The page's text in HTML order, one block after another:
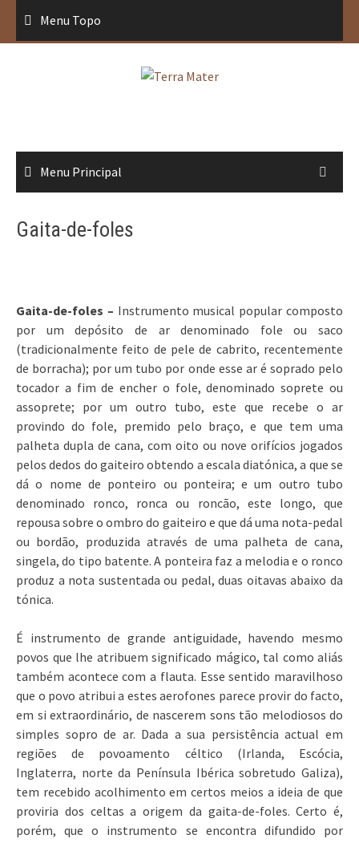
conteúdo
Menu Topo
Menu Principal
Gaita-de-foles
Gaita-de-foles – Instrumento musical popular composto
por um depósito de ar denominado fole ou saco
(tradicionalmente feito de pele de cabrito, recentemente
de borracha); por um tubo por onde esse ar é soprado pelo
tocador a fim de encher o fole, denominado soprete ou
assoprete; por um outro tubo, este que recebe o ar
provindo do fole, premido pelo braço, e que tem uma
palheta dupla de cana, com oito ou nove orifícios jogados
pelos dedos do gaiteiro obtendo a escala diatónica, a que se
dá o nome de ponteiro ou ponteira; e um outro tubo
denominado ronco, ronca ou roncão, este longo, que
repousa sobre o ombro do gaiteiro e que dá uma nota-pedal
ou bordão, produzida através de uma palheta de cana,
singela, do tipo batente. A ponteira faz a melodia e o ronco
produz a nota sustentada ou pedal, duas oitavas abaixo da
tónica.
É instrumento de grande antiguidade, havendo mesmo
povos que lhe atribuem significado mágico, tal como aliás
também acontece com a flauta. Esse sentido maravilhoso
que o povo atribui a estes aerofones parece provir do facto,
em si extraordinário, de nascerem sons tão melodiosos do
simples sopro de ar. Dada a sua persistência actual em
regiões de povoamento céltico (Irlanda, Escócia,
Inglaterra, norte da Península Ibérica sobretudo Galiza),
tem recebido acolhimento em certos meios a ideia de que
proviria dos celtas a origem da gaita-de-foles. Certo é,
porém, que o instrumento se encontra difundido por